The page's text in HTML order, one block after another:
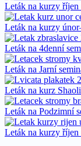
Leták na kurzy
Leták na kurzy
Leták na 4denní
Leták na Jarní
Leták na kurz
Leták na Podzimní
Leták na kurzy